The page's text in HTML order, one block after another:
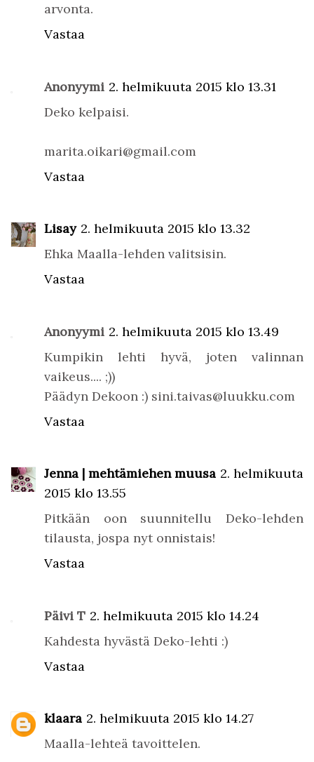
arvonta.
Vastaa
Anonyymi 2. helmikuuta 2015 klo 13.31
Deko kelpaisi.
marita.oikari@gmail.com
Vastaa
Lisay 2. helmikuuta 2015 klo 13.32
Ehka Maalla-lehden valitsisin.
Vastaa
Anonyymi 2. helmikuuta 2015 klo 13.49
Kumpikin lehti hyvä, joten valinnan
vaikeus.... ;))
Päädyn Dekoon :) sini.taivas@luukku.com
Vastaa
Jenna | mehtämiehen muusa 2. helmikuuta
2015 klo 13.55
Pitkään oon suunnitellu Deko-lehden
tilausta, jospa nyt onnistais!
Vastaa
Päivi T 2. helmikuuta 2015 klo 14.24
Kahdesta hyvästä Deko-lehti :)
Vastaa
klaara 2. helmikuuta 2015 klo 14.27
Maalla-lehteä tavoittelen.